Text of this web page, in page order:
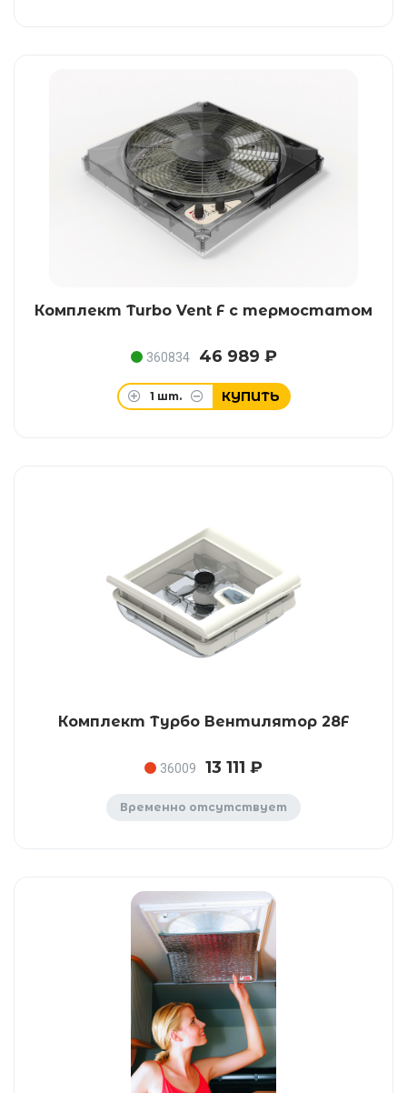
Комплект Turbo Vent F с термостатом
360834 46 989 ₽
1 шт. КУПИТЬ
Комплект Турбо Вентилятор 28F
36009 13 111 ₽
Временно отсутствует